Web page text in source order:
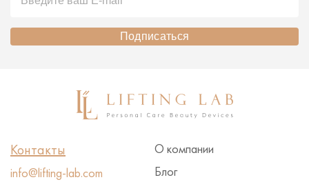
Подписаться
О компании
Блог
Контакты
info@lifting-lab.com